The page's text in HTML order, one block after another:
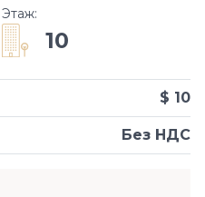
Этаж:
10
Без НДС
$ 10